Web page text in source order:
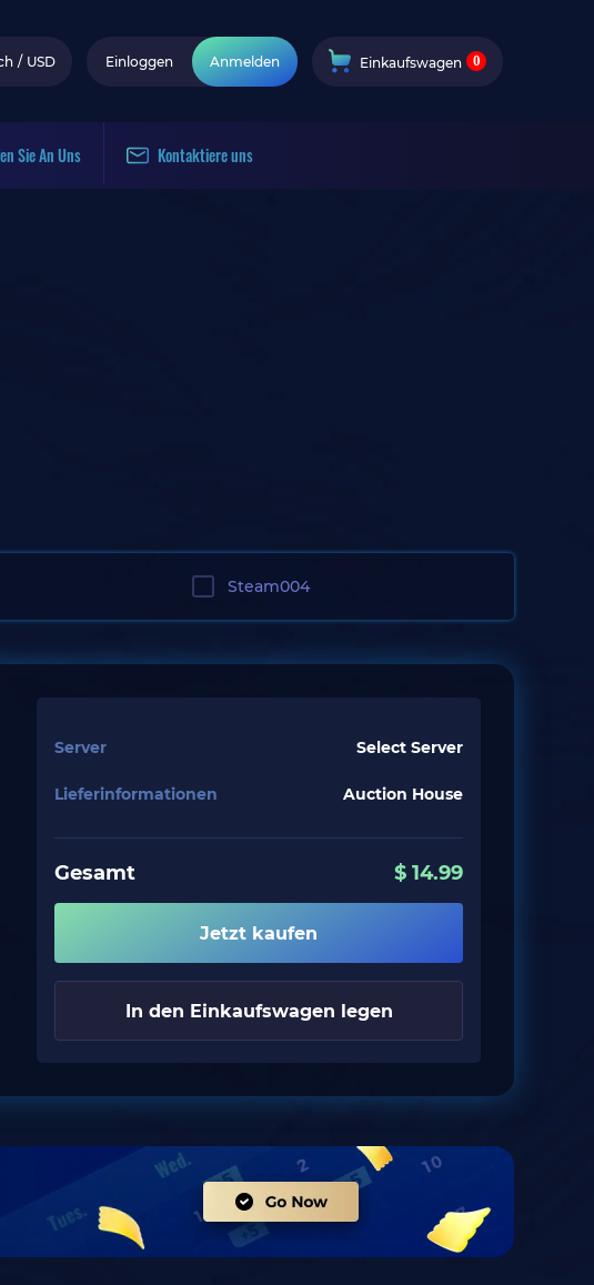
/ USD Einloggen Anmelden Einkaufswagen 0
Sie An Uns Kontaktiere uns
Steam004
Server Select Server
Lieferinformationen Auction House
Gesamt $ 14.99
Jetzt kaufen
In den Einkaufswagen legen